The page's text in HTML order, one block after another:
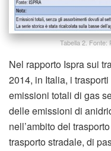
Tabella 2. Fonte:
Nel rapporto Ispra sui
2014, in Italia, i
emissioni totali di gas
delle emissioni di
nell’ambito del
trasporto stradale, di